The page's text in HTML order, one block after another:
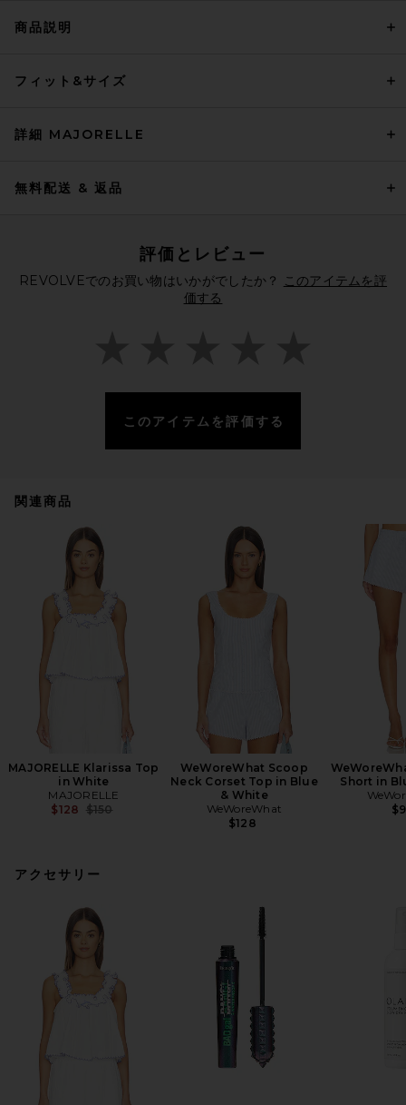
商品説明
フィット&サイズ
詳細 MAJORELLE
無料配送 & 返品
評価とレビュー
REVOLVEでのお買い物はいかがでしたか？
このアイテムを評
価する
このアイテムを評価する
関連商品
MAJORELLE Klarissa Top
in White
MAJORELLE
$128 Previous price:
$150
WeWoreWhat Scoop
Neck Corset Top in Blue
& White
WeWoreWhat
$128
Short in
アクセサリー